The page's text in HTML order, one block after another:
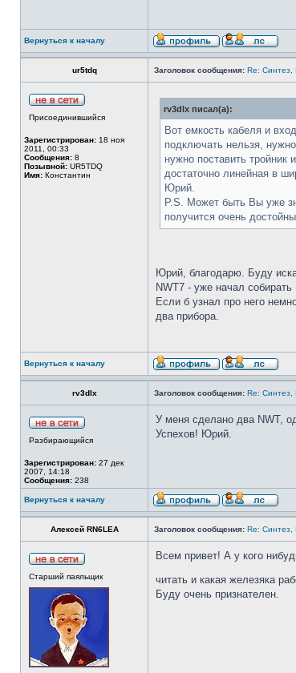
Вернуться к началу
ur5tdq Заголовок сообщения: Re: Синтез,
Присоединившийся
Зарегистрирован: 18 ноя
2011, 00:33
Сообщения: 8
Позывной: UR5TDQ
Имя: Константин
rv3dlx писал(а):
Вот емкость кабеля и
подключать нельзя,
нужно поставить тройник
достаточно линейная в
Юрий.
P.S. Может быть Вы уже
получится очень
Юрий, благодарю. Буду
NWT7 - уже начал
Если б узнал про него
два прибора.
Вернуться к началу
rv3dlx Заголовок сообщения: Re: Синтез,
Разбирающийся
Зарегистрирован: 27 дек
2007, 14:18
Сообщения: 238
У меня сделано два NWT,
Успехов! Юрий.
Вернуться к началу
Алексей RN6LEA Заголовок сообщения: Re: Синтез,
Старший паяльщик
Всем привет! А у кого
читать и какая железяка
Буду очень признателен.